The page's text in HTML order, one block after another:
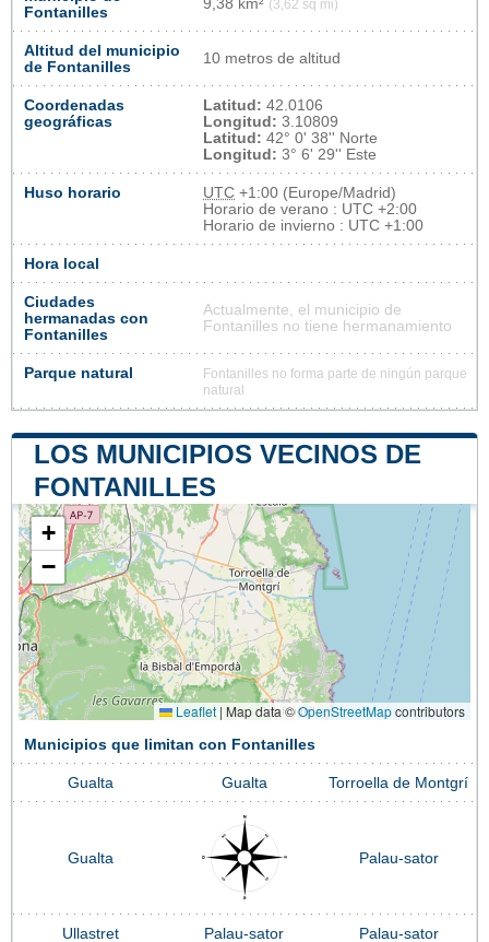
Fontanilles
9,38 km² (3,62 sq mi)
Altitud del municipio
de Fontanilles
10 metros de altitud
Coordenadas
geográficas
Latitud: 42.0106
Longitud: 3.10809
Latitud: 42° 0' 38'' Norte
Longitud: 3° 6' 29'' Este
Huso horario UTC +1:00 (Europe/Madrid)
Horario de verano : UTC +2:00
Horario de invierno : UTC +1:00
Hora local
Ciudades
hermanadas con
Fontanilles
Actualmente, el municipio de
Fontanilles no tiene hermanamiento
Parque natural
Fontanilles no forma parte de ningún parque
natural
LOS MUNICIPIOS VECINOS DE
FONTANILLES
+
−
Leaflet | Map data ©OpenStreetMapcontributors
Municipios que limitan con Fontanilles
Gualta Gualta Torroella de Montgrí
Gualta Palau-sator
Ullastret Palau-sator Palau-sator